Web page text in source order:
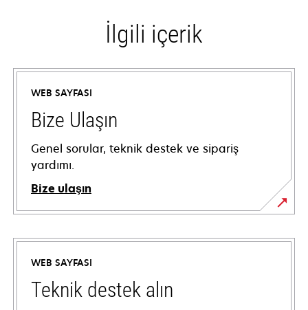
İlgili içerik
WEB SAYFASI
Bize Ulaşın
Genel sorular, teknik destek ve sipariş
yardımı.
Bize ulaşın
WEB SAYFASI
Teknik destek alın